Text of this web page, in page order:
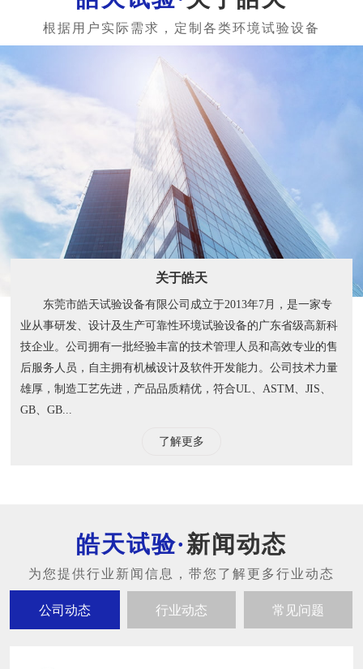
关于皓天
东莞市皓天试验设备有限公司成立于2013年7月，是一家专
业从事研发、设计及生产可靠性环境试验设备的广东省级高新科
技企业。公司拥有一批经验丰富的技术管理人员和高效专业的售
后服务人员，自主拥有机械设计及软件开发能力。公司技术力量
雄厚，制造工艺先进，产品品质精优，符合UL、ASTM、JIS、
GB、GB...
了解更多
新闻动态
公司动态 行业动态 常见问题